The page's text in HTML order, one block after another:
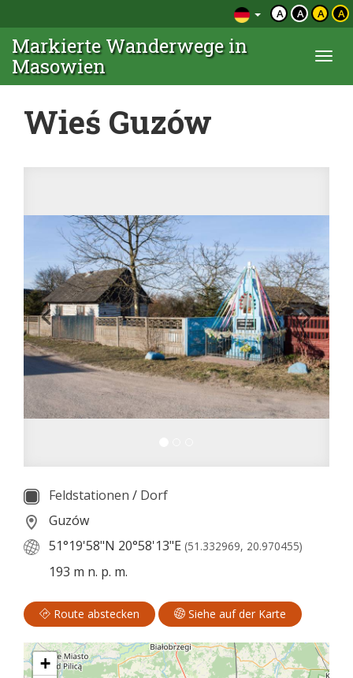
A A A A
Markierte Wanderwege in
Masowien
Wieś Guzów
Feldstationen / Dorf
Guzów
51°19'58"N 20°58'13"E (51.332969, 20.970455)
193 m n. p. m.
Route abstecken Siehe auf der Karte
+